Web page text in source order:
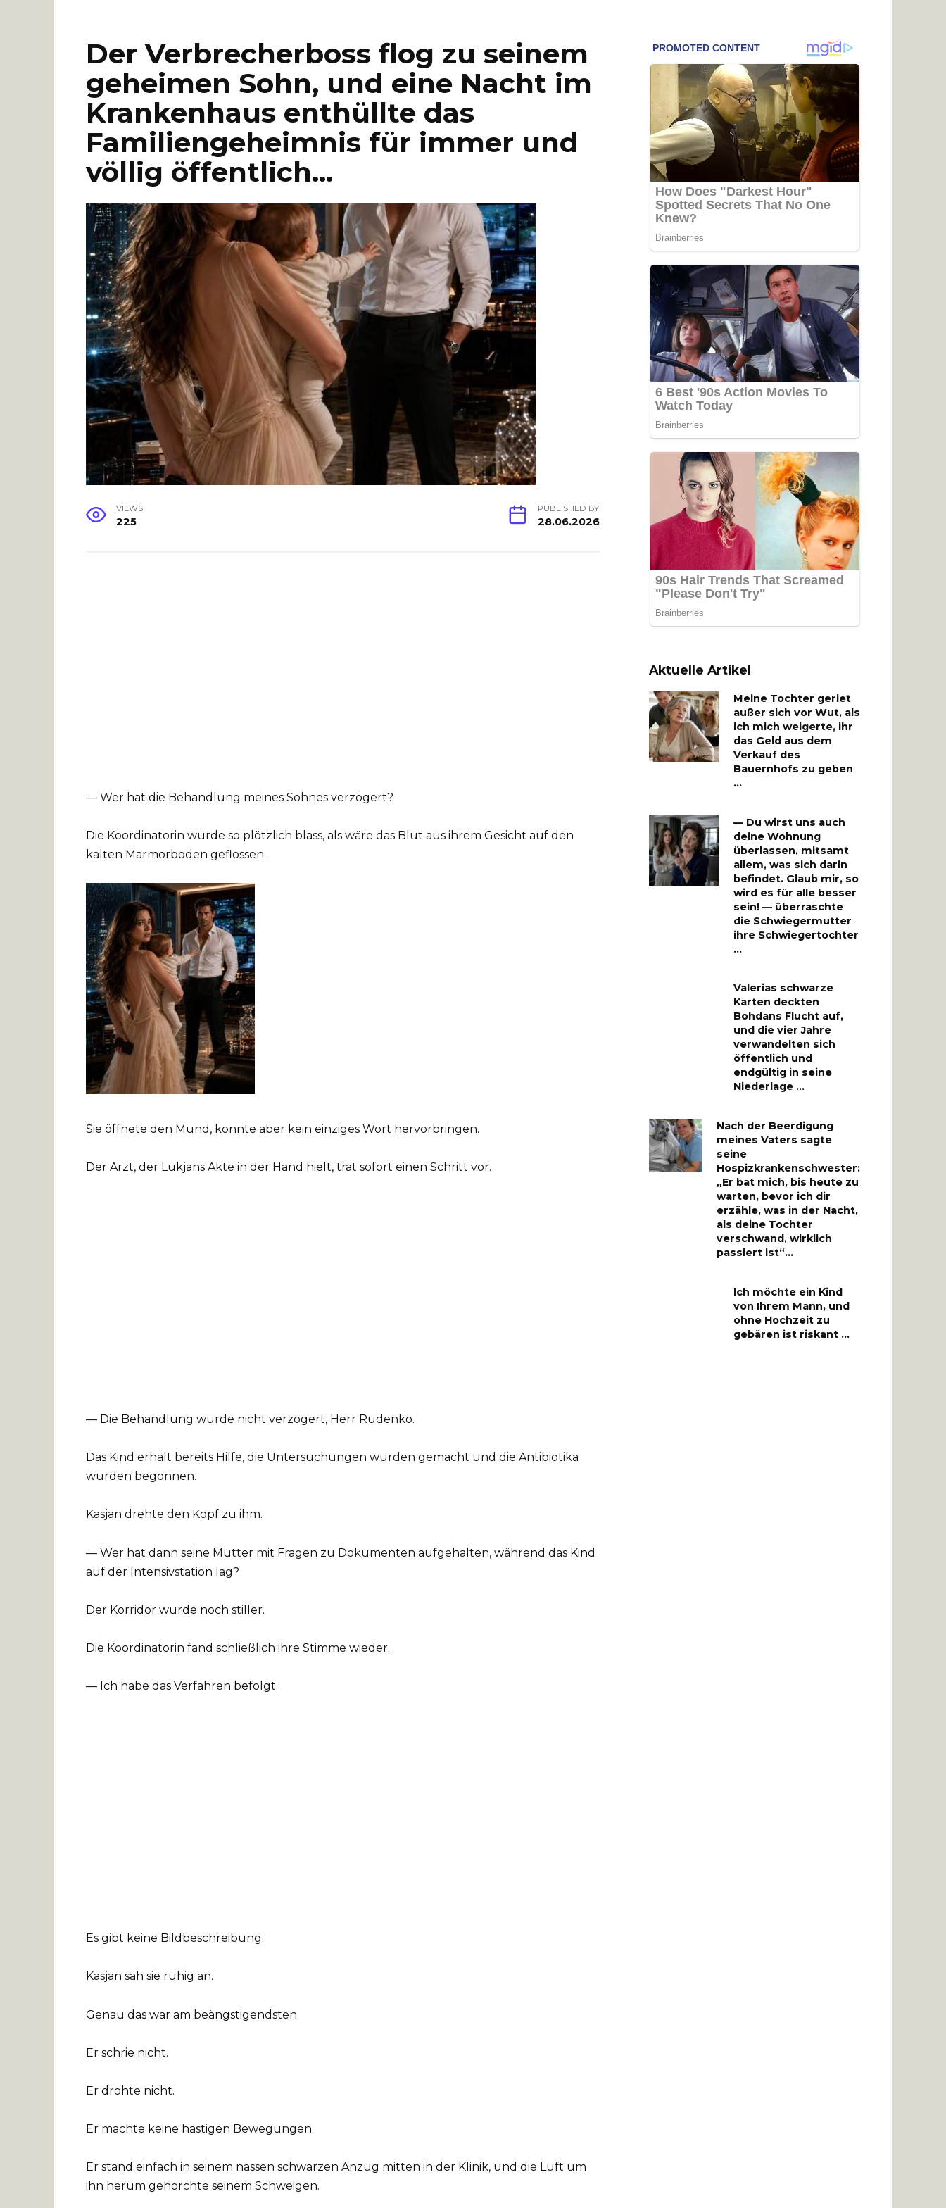
Der Verbrecherboss flog zu seinem
geheimen Sohn, und eine Nacht im
Krankenhaus enthüllte das
Familiengeheimnis für immer und
völlig öffentlich…
VIEWS
225
PUBLISHED BY
28.06.2026
— Wer hat die Behandlung meines Sohnes verzögert?
Die Koordinatorin wurde so plötzlich blass, als wäre das Blut aus ihrem Gesicht auf den
kalten Marmorboden geflossen.
Sie öffnete den Mund, konnte aber kein einziges Wort hervorbringen.
Der Arzt, der Lukjans Akte in der Hand hielt, trat sofort einen Schritt vor.
— Die Behandlung wurde nicht verzögert, Herr Rudenko.
Das Kind erhält bereits Hilfe, die Untersuchungen wurden gemacht und die Antibiotika
wurden begonnen.
Kasjan drehte den Kopf zu ihm.
— Wer hat dann seine Mutter mit Fragen zu Dokumenten aufgehalten, während das Kind
auf der Intensivstation lag?
Der Korridor wurde noch stiller.
Die Koordinatorin fand schließlich ihre Stimme wieder.
— Ich habe das Verfahren befolgt.
Es gibt keine Bildbeschreibung.
Kasjan sah sie ruhig an.
Genau das war am beängstigendsten.
Er schrie nicht.
Er drohte nicht.
Er machte keine hastigen Bewegungen.
Er stand einfach in seinem nassen schwarzen Anzug mitten in der Klinik, und die Luft um
ihn herum gehorchte seinem Schweigen.
Aktuelle Artikel
Meine Tochter geriet
außer sich vor Wut, als
ich mich weigerte, ihr
das Geld aus dem
Verkauf des
Bauernhofs zu geben
…
— Du wirst uns auch
deine Wohnung
überlassen, mitsamt
allem, was sich darin
befindet. Glaub mir, so
wird es für alle besser
sein! — überraschte
die Schwiegermutter
ihre Schwiegertochter
…
Valerias schwarze
Karten deckten
Bohdans Flucht auf,
und die vier Jahre
verwandelten sich
öffentlich und
endgültig in seine
Niederlage …
Nach der Beerdigung
meines Vaters sagte
seine
Hospizkrankenschwester:
„Er bat mich, bis heute zu
warten, bevor ich dir
erzähle, was in der Nacht,
als deine Tochter
verschwand, wirklich
passiert ist“…
Ich möchte ein Kind
von Ihrem Mann, und
ohne Hochzeit zu
gebären ist riskant …